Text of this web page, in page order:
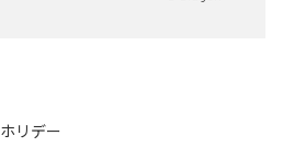
ホリデー